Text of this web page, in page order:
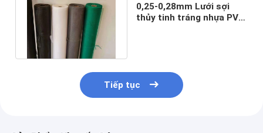
0,25-0,28mm Lưới sợi
thủy tinh tráng nhựa PVC
Tiếp tục